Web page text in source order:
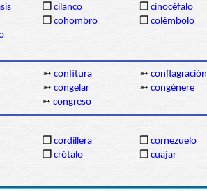
❒ cilanco ❒ cinocéfalo
❒ cohombro ❒ colémbolo
➳ confitura ➳ conflagración
➳ congelar ➳ congénere
➳ congreso
❒ cordillera ❒ cornezuelo
❒ crótalo ❒ cuajar